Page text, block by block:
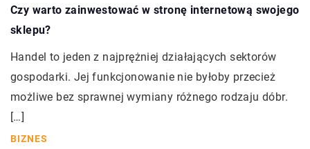
Czy warto zainwestować w stronę internetową swojego
sklepu?
Handel to jeden z najprężniej działających sektorów
gospodarki. Jej funkcjonowanie nie byłoby przecież
możliwe bez sprawnej wymiany różnego rodzaju dóbr.
[…]
BIZNES